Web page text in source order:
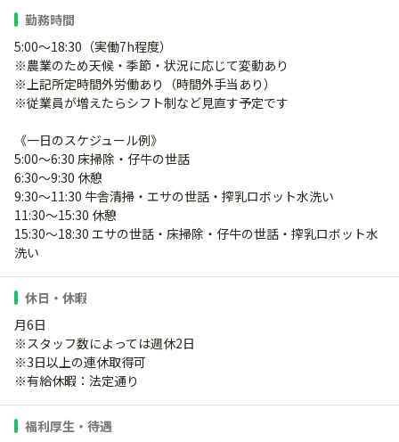
勤務時間
5:00～18:30（実働7h程度）
※農業のため天候・季節・状況に応じて変動あり
※上記所定時間外労働あり（時間外手当あり）
※従業員が増えたらシフト制など見直す予定です
《一日のスケジュール例》
5:00～6:30 床掃除・仔牛の世話
6:30～9:30 休憩
9:30～11:30 牛舎清掃・エサの世話・搾乳ロボット水洗い
11:30～15:30 休憩
15:30～18:30 エサの世話・床掃除・仔牛の世話・搾乳ロボット水
洗い
休日・休暇
月6日
※スタッフ数によっては週休2日
※3日以上の連休取得可
※有給休暇：法定通り
福利厚生・待遇